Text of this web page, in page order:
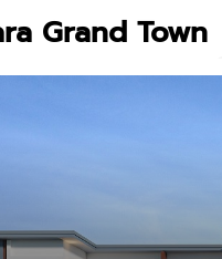
Grand Town